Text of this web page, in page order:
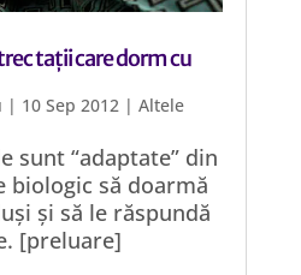
tații care dorm cu
| 10 Sep 2012| Altele
sunt “adaptate” din
biologic să doarmă
și să le răspundă
[preluare]